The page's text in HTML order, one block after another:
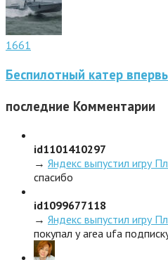
1661
Беспилотный катер
последние Комментарии
id1101410297
→ Яндекс выпустил игру
спасибо
id1099677118
→ Яндекс выпустил игру
покупал у area ufa